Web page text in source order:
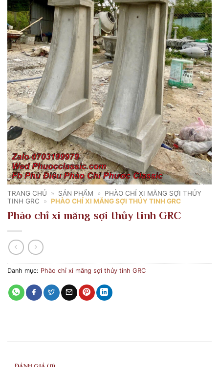
TRANG CHỦ » SẢN PHẨM »
PHÀO CHỈ XI MĂNG SỢI THỦY
TINH GRC
» PHÀO CHỈ XI MĂNG SỢI THỦY TINH GRC
Phào chỉ xi măng sợi thủy tinh GRC
Danh mục: Phào chỉ xi măng sợi thủy tinh GRC